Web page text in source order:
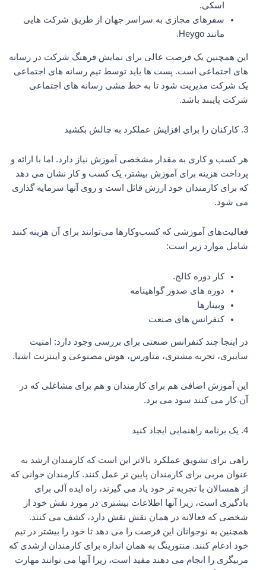
اسکی.
سفرهای مجازی به سراسر جهان از طریق شرکت هایی
مانند Heygo.
این همچنین یک فرصت عالی برای نمایش فرهنگ شرکت در رسانه
های اجتماعی است. پست ها باید توسط تیم رسانه های اجتماعی
یک شرکت مدیریت شود تا به خط مشی رسانه های اجتماعی
شرکت پایبند باشد.
3. کارکنان را برای افزایش عملکرد به چالش بکشید
هر کسب و کاری به مقدار مشخصی آموزش نیاز دارد. اما با ارائه و
پرداخت هزینه برای آموزش بیشتر، یک کسب و کار نشان می دهد
که برای کارمندان خود ارزش قائل است و روی آنها سرمایه گذاری
می شود.
فعالیت‌های آموزشی که کسب‌وکارها می‌توانند برای آن هزینه کنند
شامل موارد زیر است:
کار دوره کالج.
دوره های صدور گواهینامه
وبینارها
کنفرانس های صنعت
در اینجا چند کنفرانس صنعتی برای بررسی وجود دارد: امنیت
سایبری، تجربه مشتری، متاورس، هوش مصنوعی و اینترنت اشیا.
این آموزش اضافی هم برای کارمندان و هم برای مشاغلی که در
آن کار می کنند سود می برد.
4. یک برنامه راهنمایی ایجاد کنید
راهی برای تشویق عملکرد بالاتر این است که کارمندان ارشد به
عنوان مربی برای کارمندان پایین تر عمل کنند. کارمندان جوانی که
از همسالان با تجربه تر خود یاد می گیرند، راه ایده آلی برای
یادگیری است، زیرا آنها اطلاعات بیشتری در مورد نقش خود از
شخصی که فعالانه در همان نقش نقش دارد، کشف می کنند.
همچنین به نوجوانان این فرصت را می دهد تا خود را بیشتر در تیم
خود ادغام کنند. منتورینگ به همان اندازه برای کارمندان ارشدی که
مربیگری را انجام می دهند مفید است، زیرا آنها می توانند مهارت